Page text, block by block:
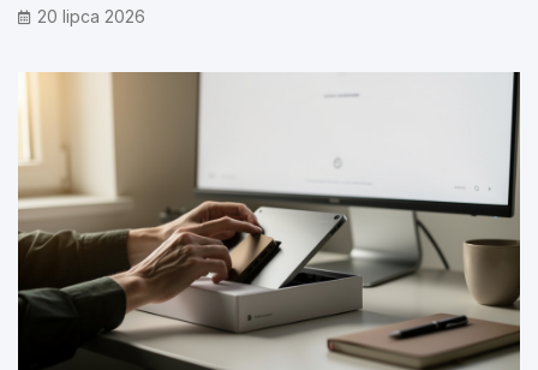
20 lipca 2026